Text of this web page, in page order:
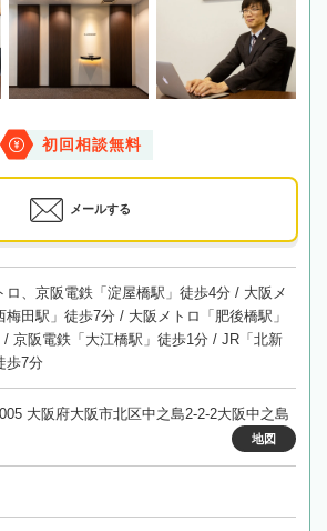
初回相談無料
メールする
ロ、京阪電鉄「淀屋橋駅」徒歩4分 / 大阪メ
梅田駅」徒歩7分 / 大阪メトロ「肥後橋駅」
/ 京阪電鉄「大江橋駅」徒歩1分 / JR「北新
歩7分
大阪府大阪市北区中之島2-2-2大阪中之島
地図